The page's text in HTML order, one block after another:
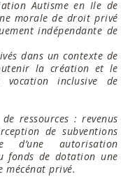
Autisme en Ile de
morale de droit privé
indépendante de
dans un contexte de
la création et le
inclusive de
ressources : revenus
de subventions
autorisation
fonds de dotation une
mécénat privé.